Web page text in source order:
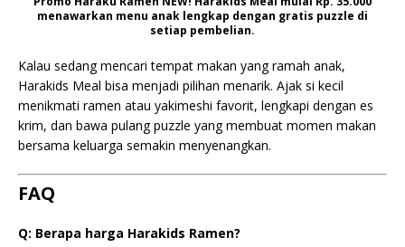
menawarkan menu anak lengkap dengan gratis puzzle di
setiap pembelian.
Kalau sedang mencari tempat makan yang ramah anak,
Harakids Meal bisa menjadi pilihan menarik. Ajak si kecil
menikmati ramen atau yakimeshi favorit, lengkapi dengan es
krim, dan bawa pulang puzzle yang membuat momen makan
bersama keluarga semakin menyenangkan.
FAQ
Q: Berapa harga Harakids Ramen?